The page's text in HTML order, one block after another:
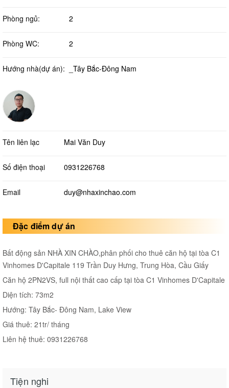
Phòng ngủ: 2
Phòng WC: 2
Hướng nhà(dự án): _Tây Bắc-Đông Nam
Tên liên lạc Mai Văn Duy
Số điện thoại 0931226768
Email duy@nhaxinchao.com
Đặc điểm dự án
Bất động sản NHÀ XIN CHÀO,phân phối cho thuê căn hộ tại tòa C1
Vinhomes D'Capitale 119 Trần Duy Hưng, Trung Hòa, Cầu Giấy
Căn hộ 2PN2VS, full nội thất cao cấp tại tòa C1 Vinhomes D'Capitale
Diện tích: 73m2
Hướng: Tây Bắc- Đông Nam, Lake View
Giá thuê: 21tr/ tháng
Liên hệ thuê: 0931226768
Tiện nghi